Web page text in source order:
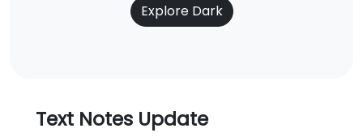
Explore Dark
Text Notes Update